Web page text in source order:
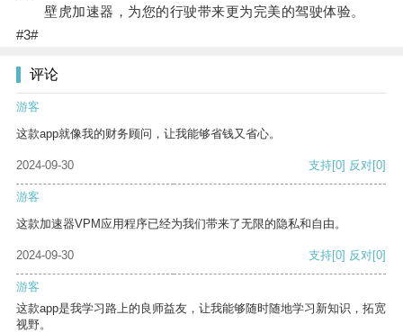
壁虎加速器，为您的行驶带来更为完美的驾驶体验。
#3#
评论
游客
这款app就像我的财务顾问，让我能够省钱又省心。
2024-09-30 支持[0] 反对[0]
游客
这款加速器VPM应用程序已经为我们带来了无限的隐私和自由。
2024-09-30 支持[0] 反对[0]
游客
这款app是我学习路上的良师益友，让我能够随时随地学习新知识，拓宽
视野。